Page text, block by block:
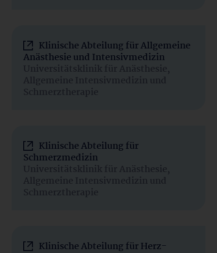
Klinische Abteilung für Allgemeine
Anästhesie und Intensivmedizin
Universitätsklinik für Anästhesie,
Allgemeine Intensivmedizin und
Schmerztherapie
Klinische Abteilung für
Schmerzmedizin
Universitätsklinik für Anästhesie,
Allgemeine Intensivmedizin und
Schmerztherapie
Klinische Abteilung für Herz-